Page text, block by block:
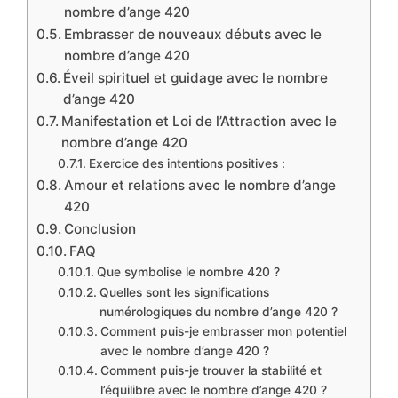
nombre d’ange 420
Embrasser de nouveaux débuts avec le
nombre d’ange 420
Éveil spirituel et guidage avec le nombre
d’ange 420
Manifestation et Loi de l’Attraction avec le
nombre d’ange 420
Exercice des intentions positives :
Amour et relations avec le nombre d’ange
420
Conclusion
FAQ
Que symbolise le nombre 420 ?
Quelles sont les significations
numérologiques du nombre d’ange 420 ?
Comment puis-je embrasser mon potentiel
avec le nombre d’ange 420 ?
Comment puis-je trouver la stabilité et
l’équilibre avec le nombre d’ange 420 ?